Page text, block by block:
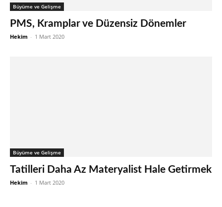
Büyüme ve Gelişme
PMS, Kramplar ve Düzensiz Dönemler
Hekim - 1 Mart 2020
Büyüme ve Gelişme
Tatilleri Daha Az Materyalist Hale Getirmek
Hekim - 1 Mart 2020